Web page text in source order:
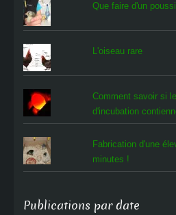
Que faire d'un
L'oiseau rare
Comment savoir si
d'incubation
Fabrication d'une
minutes !
Publications par date